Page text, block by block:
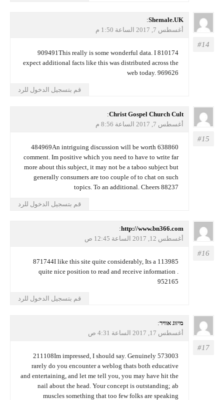
يقول
Shemale.UK
:
أغسطس 7, 2017 الساعة 1:50 م
810174 909491This really is some wonderful data. I
expect additional facts like this was distributed across the
web today. 969626
قم بتسجيل الدخول للرد
يقول
Christ Gospel Church Cult
:
أغسطس 7, 2017 الساعة 8:56 م
638860 484969An intriguing discussion will be worth
comment. Im positive which you need to have to write far
more about this subject, it may not be a taboo subject but
generally consumers are too couple of to chat on such
topics. To an additional. Cheers 88237
قم بتسجيل الدخول للرد
يقول
http://www.bn366.com
:
أغسطس 12, 2017 الساعة 12:45 ص
113985 871744I like this site quite considerably, Its a
quite nice position to read and receive information .
قم بتسجيل الدخول للرد
يقول
מיזוג אוויר
:
أغسطس 17, 2017 الساعة 4:31 ص
573003 211108Im impressed, I should say. Genuinely
rarely do you encounter a weblog thats both educative
and entertaining, and let me tell you, you may have hit the
nail about the head. Your concept is outstanding; ab
muscles something that too few folks are speaking